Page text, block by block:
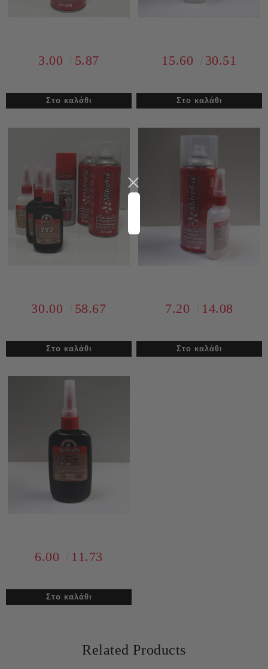
3.00 5.87 15.60 30.51
30.00 58.67 7.20 14.08
6.00 11.73
Related Products